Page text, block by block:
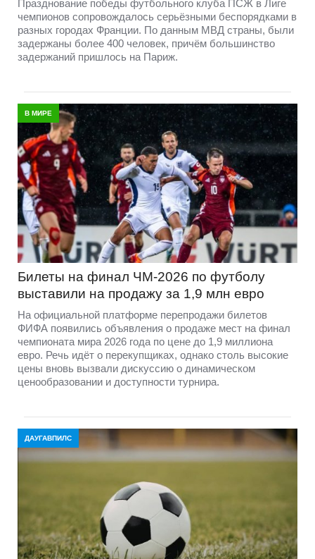
Празднование победы футбольного клуба ПСЖ в Лиге
чемпионов сопровождалось серьёзными беспорядками в
разных городах Франции. По данным МВД страны, были
задержаны более 400 человек, причём большинство
задержаний пришлось на Париж.
В МИРЕ
Билеты на финал ЧМ-2026 по футболу
выставили на продажу за 1,9 млн евро
На официальной платформе перепродажи билетов
ФИФА появились объявления о продаже мест на финал
чемпионата мира 2026 года по цене до 1,9 миллиона
евро. Речь идёт о перекупщиках, однако столь высокие
цены вновь вызвали дискуссию о динамическом
ценообразовании и доступности турнира.
ДАУГАВПИЛС